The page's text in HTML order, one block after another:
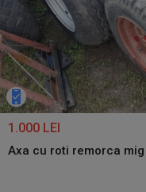
1.000 LEI
Axa cu roti remorca